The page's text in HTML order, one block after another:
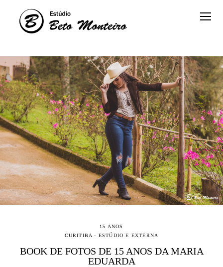
15 ANOS
CURITIBA - ESTÚDIO E EXTERNA
BOOK DE FOTOS DE 15 ANOS DA MARIA
EDUARDA